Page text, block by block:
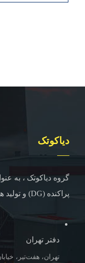
دیاکوتک
گروه دیاکوتک ، به
پراکنده (DG) و تولید همزمان ( cogeneration) با همکاری مستقیم شرکت های همکاری خارجی
دفتر تهران
تهران، هفت‌تیر،